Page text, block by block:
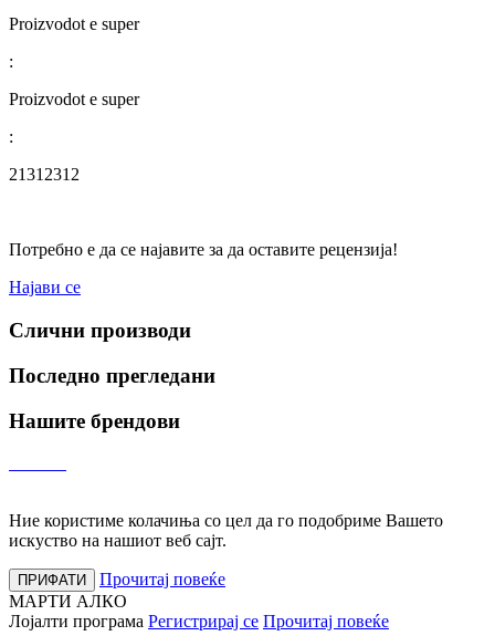
Proizvodot e super
:
Proizvodot e super
:
21312312
Потребно е да се најавите за да оставите рецензија!
Најави се
Слични производи
Последно прегледани
Нашите брендови
Ние користиме колачиња со цел да го подобриме Вашето
искуство на нашиот веб сајт.
ПРИФАТИ
Прочитај повеќе
МАРТИ АЛКО
Лојалти програма Регистрирај се Прочитај повеќе